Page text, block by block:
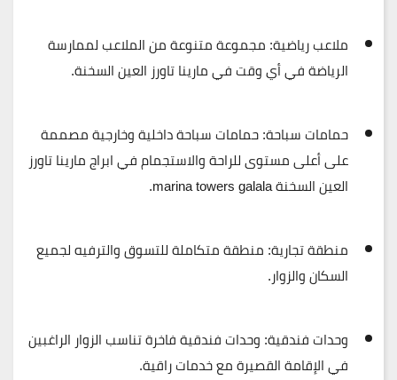
ملاعب رياضية: مجموعة متنوعة من الملاعب لممارسة
الرياضة في أي وقت في مارينا تاورز العين السخنة.
حمامات سباحة:حمامات سباحة داخلية وخارجية مصممة
على أعلى مستوى للراحة والاستجمام في ابراج مارينا تاورز
العين السخنة marina towers galala.
منطقة تجارية: منطقة متكاملة للتسوق والترفيه لجميع
السكان والزوار.
وحدات فندقية: وحدات فندقية فاخرة تناسب الزوار الراغبين
في الإقامة القصيرة مع خدمات راقية.